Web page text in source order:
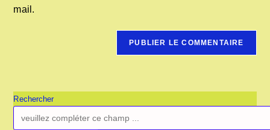
mail.
Rechercher